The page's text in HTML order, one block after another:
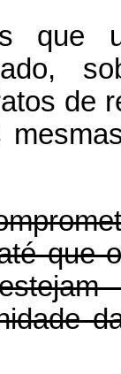
que
de
que